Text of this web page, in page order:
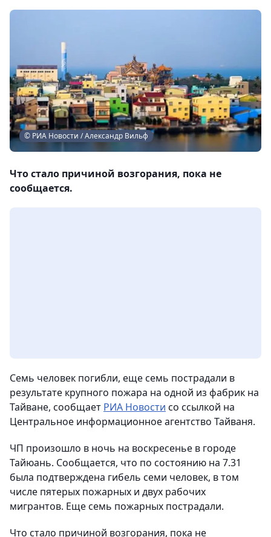
© РИА Новости / Александр Вильф
Что стало причиной возгорания, пока не
сообщается.
Семь человек погибли, еще семь пострадали в
результате крупного пожара на одной из фабрик на
Тайване, сообщает РИА Новости со ссылкой на
Центральное информационное агентство Тайваня.
ЧП произошло в ночь на воскресенье в городе
Тайюань. Сообщается, что по состоянию на 7.31
была подтверждена гибель семи человек, в том
числе пятерых пожарных и двух рабочих
мигрантов. Еще семь пожарных пострадали.
Что стало причиной возгорания, пока не